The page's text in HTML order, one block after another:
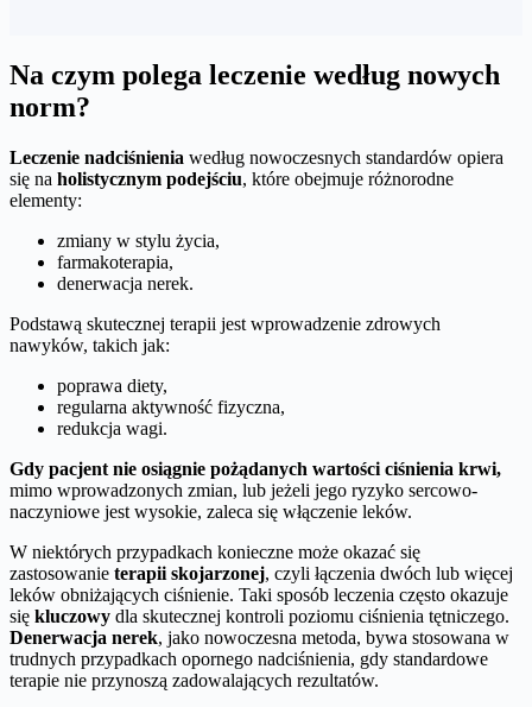
Na czym polega leczenie według nowych
norm?
Leczenie nadciśnienia według nowoczesnych standardów opiera
się na holistycznym podejściu, które obejmuje różnorodne
elementy:
zmiany w stylu życia,
farmakoterapia,
denerwacja nerek.
Podstawą skutecznej terapii jest wprowadzenie zdrowych
nawyków, takich jak:
poprawa diety,
regularna aktywność fizyczna,
redukcja wagi.
Gdy pacjent nie osiągnie pożądanych wartości ciśnienia krwi,
mimo wprowadzonych zmian, lub jeżeli jego ryzyko sercowo-
naczyniowe jest wysokie, zaleca się włączenie leków.
W niektórych przypadkach konieczne może okazać się
zastosowanie terapii skojarzonej, czyli łączenia dwóch lub więcej
leków obniżających ciśnienie. Taki sposób leczenia często okazuje
się kluczowy dla skutecznej kontroli poziomu ciśnienia tętniczego.
Denerwacja nerek, jako nowoczesna metoda, bywa stosowana w
trudnych przypadkach opornego nadciśnienia, gdy standardowe
terapie nie przynoszą zadowalających rezultatów.